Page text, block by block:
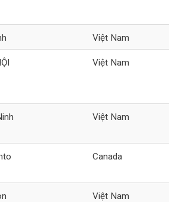
Việt Nam
Việt Nam
Việt Nam
Canada
Việt Nam